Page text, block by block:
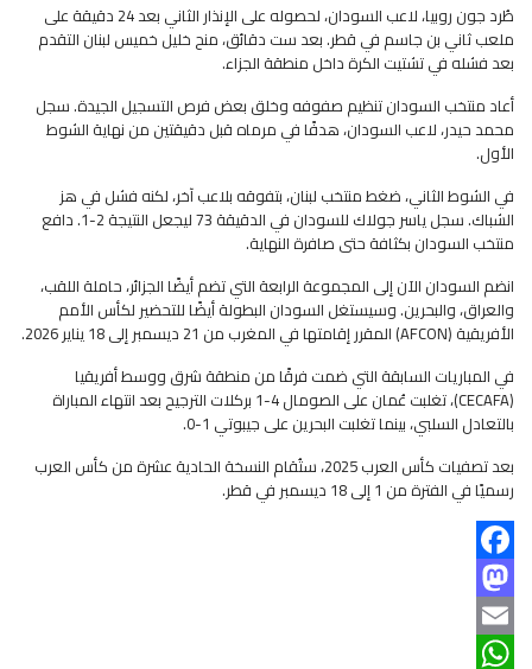
طُرد جون روبيا، لاعب السودان، لحصوله على الإنذار الثاني بعد 24 دقيقة على
ملعب ثاني بن جاسم في قطر. بعد ست دقائق، منح خليل خميس لبنان التقدم
بعد فشله في تشتيت الكرة داخل منطقة الجزاء.
أعاد منتخب السودان تنظيم صفوفه وخلق بعض فرص التسجيل الجيدة. سجل
محمد حيدر، لاعب السودان، هدفًا في مرماه قبل دقيقتين من نهاية الشوط
الأول.
في الشوط الثاني، ضغط منتخب لبنان، بتفوقه بلاعب آخر، لكنه فشل في هز
الشباك. سجل ياسر جولاك للسودان في الدقيقة 73 ليجعل النتيجة 2-1. دافع
منتخب السودان بكثافة حتى صافرة النهاية.
انضم السودان الآن إلى المجموعة الرابعة التي تضم أيضًا الجزائر، حاملة اللقب،
والعراق، والبحرين. وسيستغل السودان البطولة أيضًا للتحضير لكأس الأمم
الأفريقية (AFCON) المقرر إقامتها في المغرب من 21 ديسمبر إلى 18 يناير 2026.
في المباريات السابقة التي ضمت فرقًا من منطقة شرق ووسط أفريقيا
(CECAFA)، تغلبت عُمان على الصومال 4-1 بركلات الترجيح بعد انتهاء المباراة
بالتعادل السلبي، بينما تغلبت البحرين على جيبوتي 1-0.
بعد تصفيات كأس العرب 2025، ستُقام النسخة الحادية عشرة من كأس العرب
رسميًا في الفترة من 1 إلى 18 ديسمبر في قطر.
Facebook
Mastodon
Email